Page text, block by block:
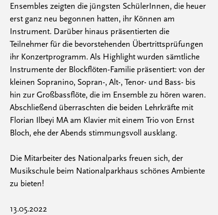
Ensembles zeigten die jüngsten SchülerInnen, die heuer
erst ganz neu begonnen hatten, ihr Können am
Instrument. Darüber hinaus präsentierten die
Teilnehmer für die bevorstehenden Übertrittsprüfungen
ihr Konzertprogramm. Als Highlight wurden sämtliche
Instrumente der Blockflöten-Familie präsentiert: von der
kleinen Sopranino, Sopran-, Alt-, Tenor- und Bass- bis
hin zur Großbassflöte, die im Ensemble zu hören waren.
Abschließend überraschten die beiden Lehrkräfte mit
Florian Ilbeyi MA am Klavier mit einem Trio von Ernst
Bloch, ehe der Abends stimmungsvoll ausklang.
Die Mitarbeiter des Nationalparks freuen sich, der
Musikschule beim Nationalparkhaus schönes Ambiente
zu bieten!
13.05.2022